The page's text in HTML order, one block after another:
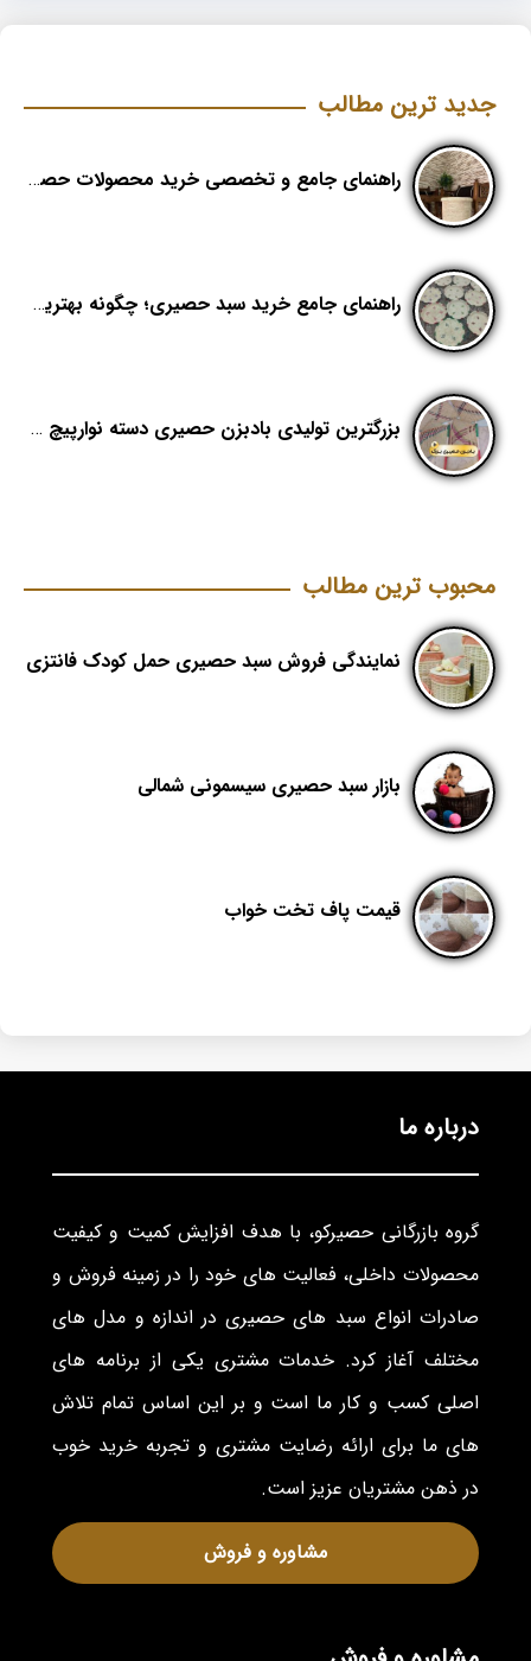
جدید ترین مطالب
راهنمای جامع و تخصصی خرید محصولات حصیری؛ هنر اصیل در دکوراسیون مدرن (بخش اول)
راهنمای جامع خرید سبد حصیری؛ چگونه بهترین کیفیت را در «هدیکا» تشخیص دهیم؟
بزرگترین تولیدی بادبزن حصیری دسته نوارپیچ در ایران با اسم برند هدیکا
محبوب ترین مطالب
نمایندگی فروش سبد حصیری حمل کودک فانتزی
بازار سبد حصیری سیسمونی شمالی
قیمت پاف تخت خواب
درباره ما
گروه بازرگانی حصیرکو، با هدف افزایش کمیت و کیفیت
محصولات داخلی، فعالیت های خود را در زمینه فروش و
صادرات انواع سبد های حصیری در اندازه و مدل های
مختلف آغاز کرد. خدمات مشتری یکی از برنامه های
اصلی کسب و کار ما است و بر این اساس تمام تلاش
های ما برای ارائه رضایت مشتری و تجربه خرید خوب
در ذهن مشتریان عزیز است.
مشاوره و فروش